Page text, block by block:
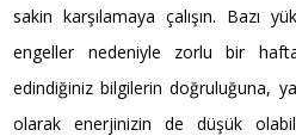
sakin karşılamaya çalışın. Bazı
engeller nedeniyle zorlu bir
edindiğiniz bilgilerin doğruluğuna,
olarak enerjinizin de düşük